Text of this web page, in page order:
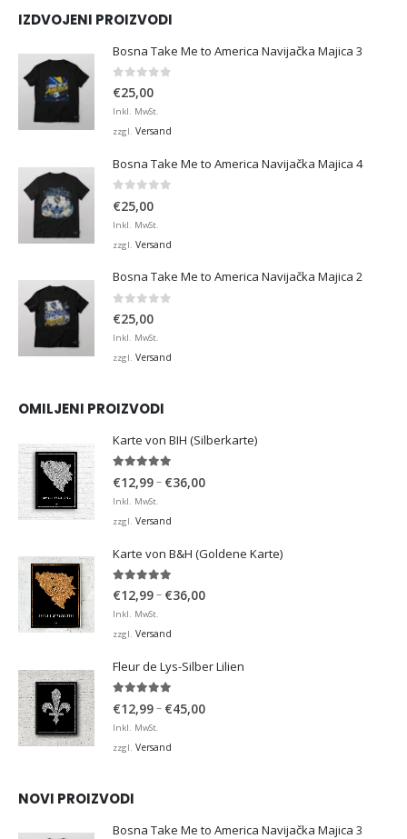
IZDVOJENI PROIZVODI
Bosna Take Me to America Navijačka Majica 3
0 von 5
€25,00
Inkl. MwSt.
zzgl. Versand
Bosna Take Me to America Navijačka Majica 4
€25,00
Inkl. MwSt.
zzgl. Versand
Bosna Take Me to America Navijačka Majica 2
0 von 5
€25,00
Inkl. MwSt.
zzgl. Versand
OMILJENI PROIZVODI
Karte von BIH (Silberkarte)
€12,99– €36,00Preisspanne:
Inkl. MwSt.
zzgl. Versand
Karte von B&H (Goldene Karte)
4.98von 5
€12,99– €36,00Preisspanne:
Inkl. MwSt.
zzgl. Versand
Fleur de Lys-Silber Lilien
€12,99– €45,00Preisspanne:
Inkl. MwSt.
zzgl. Versand
NOVI PROIZVODI
Bosna Take Me to America Navijačka Majica 3